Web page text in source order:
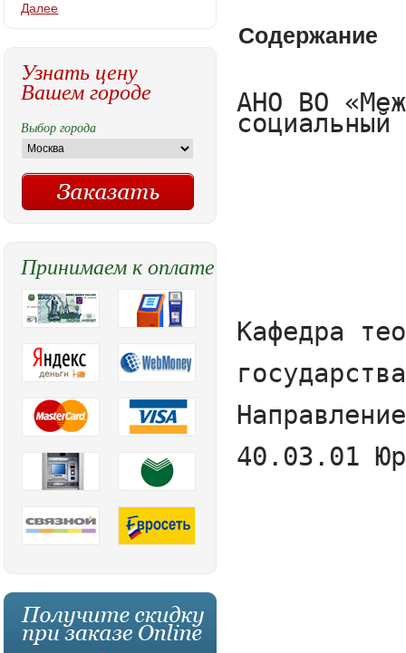
Содержание
АНО ВО «Межрегиональный открытый социальный институт»









Кафедра теории и истории 

государства и права

Направление подготовки

40.03.01 Юриспруденция









КУРСОВАЯ РАБОТА



по дисциплине «Теория государства и права»

на тему:



«Гражданское общество: реальность или утопия»











Выполнил (а):

студент (ка) 1 курса з/о

группы: ЮР-1 ЗО

Хытов А.В.

Научный руководитель:

ст. преподаватель

Ефремов А.В.























Йошкар-Ола, 2017

Содержание

Введение	3

1. Гражданское общество как неполитические отношения в обществе	5

	1.1 Эволюция становления и развития концепции гражданского общества	5

	1.2 Гражданское общество: структура, признаки и функции	10

	1.3 Гражданское общество в условиях правового государства	15

2. Стратегия формирования гражданского общества в Российской Федерации	19

	2.1 Гражданское общество в структуре механизма функционирования и развития политической системы Российской Федерации	19

	2.2 Социально-политическая элита гражданского общества в Российской Федерации	24

	2.3 Перспективы реформирования гражданского общества в Российской Федерации	29

Заключение	33

Список использованных источников и литературы	34






Введение

Современный подход рассматривает гражданское общество как систему самостоятельных и независимых от государства общественных институтов и отношений, которые обеспечивают условия для реализации частных интересов и потребностей индивидов и коллективов, для жизнедеятельности социальной, культурной и духовной сфер. Конституция РФ в гл. 1 и 2 устанавливает базовые, основополагающие правовые связи, на которых строится и функционирует гражданское общество в современной России. В основу взаимоотношений государства и личности в РФ положен принцип: «Человек, его права и свободы, являются высшей ценностью». Это означает безусловный приоритет прав человека в России над правами и интересами государства.

Гражданское общество – это общество экономической свободы. Конституция РФ в ч. 1 ст. 8 провозглашает свободу экономической деятельности, в том числе и предпринимательской, чем создает правовую основу реализации потребностей и интересов человека. Конституция РФ закрепляет, что в России признаются и равным образом защищаются частная, государственная, муниципальная и иные формы собственности. Право на частную собственность, в том числе на землю и другие природные ресурсы (ч. 2 ст. 9), является необходимым условием реализации экономической свободы.

Актуальность изучаемой темы обусловлена тем, что на данный момент проблема развития и становления гражданского общества приобретает наиболее массовый характер.

Цель курсовой работы – изучение характерных черт гражданского общества и выявление его достоинств и недостатков в рамках политико-правовой эволюции государства.

Объект курсовой работы – основы гражданского общества и его взаимодействие с государством.

Предмет курсовой работы – теоретические проблемы определения сущности гражданского общества и выявление его достоинств и недостатков.

Исходя из поставленных целей, можно выявить следующие задачи курсовой работы:

1. Раскрыть сущность и признаки гражданского общества как типа государства;

2. Рассмотреть особенности функционирования гражданского общества в
Далее
Узнать цену
Вашем городе
Выбор города
Принимаем к оплате